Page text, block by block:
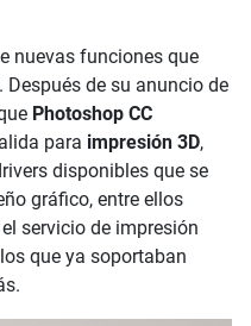
nuevas funciones que
de su anuncio de
Photoshop CC
para impresión 3D,
disponibles que se
gráfico, entre ellos
servicio de impresión
que ya soportaban